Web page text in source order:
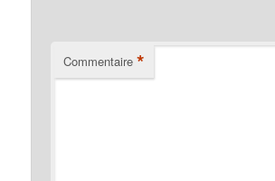
Commentaire *